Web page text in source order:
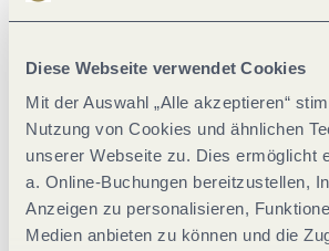
Diese Webseite verwendet Cookies
Mit der Auswahl „Alle akzeptieren“
Nutzung von Cookies und ähnlichen
unserer Webseite zu. Dies ermöglicht
a. Online-Buchungen bereitzustellen,
Anzeigen zu personalisieren,
Medien anbieten zu können und die
Aktuell vor Ort
23 °C
Wochenübersicht